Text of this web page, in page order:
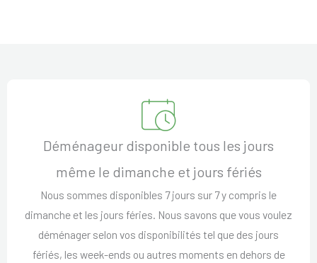
Déménageur disponible tous les jours
même le dimanche et jours fériés
Nous sommes disponibles 7 jours sur 7 y compris le
dimanche et les jours féries. Nous savons que vous voulez
déménager selon vos disponibilités tel que des jours
fériés, les week-ends ou autres moments en dehors de